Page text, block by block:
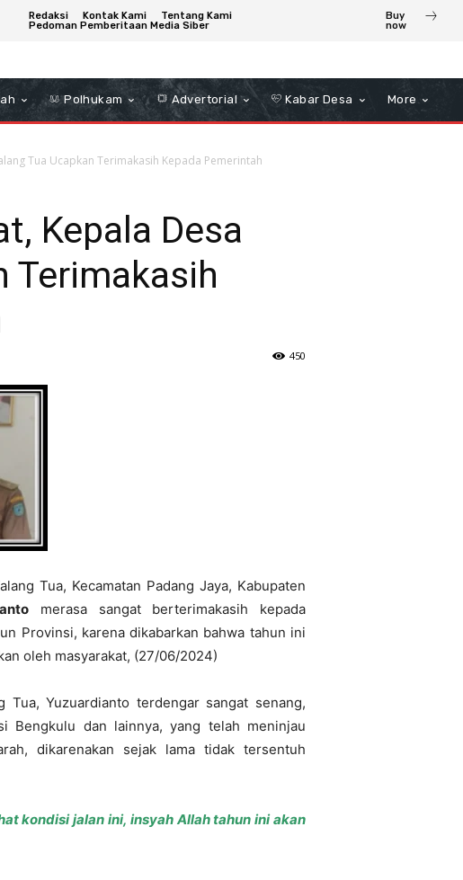
Redaksi Kontak Kami
Tentang Kami
Pedoman Pemberitaan Media Siber
Buy
now
Polhukam Advertorial Kabar Desa More
Tua Ucapkan Terimakasih Kepada Pemerintah
Kepala Desa
Terimakasih
450
Tua, Kecamatan Padang Jaya, Kabupaten
merasa sangat berterimakasih kepada
Provinsi, karena dikabarkan bahwa tahun ini
oleh masyarakat, (27/06/2024)
Yuzuardianto terdengar sangat senang,
Bengkulu dan lainnya, yang telah meninjau
dikarenakan sejak lama tidak tersentuh
kondisi jalan ini, insyah Allah tahun ini akan